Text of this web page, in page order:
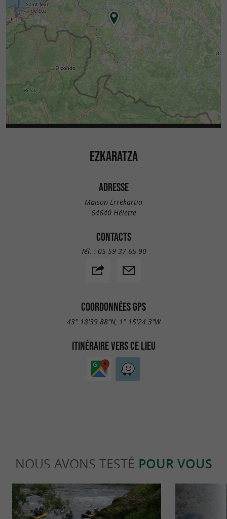
EZKARATZA
ADRESSE
Maison Errekartia
64640 Hélette
CONTACTS
Tél. : 05 59 37 65 90
COORDONNÉES GPS
43° 18'39.88"N, 1° 15'24.3"W
ITINÉRAIRE VERS CE LIEU
NOUS AVONS TESTÉ POUR VOUS